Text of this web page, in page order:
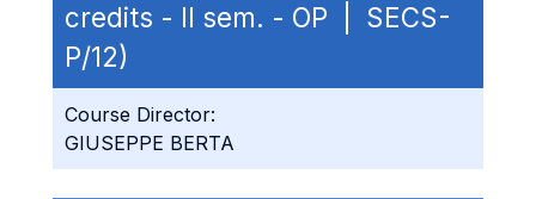
credits - II sem. - OP | SECS-
P/12)
Course Director:
GIUSEPPE BERTA